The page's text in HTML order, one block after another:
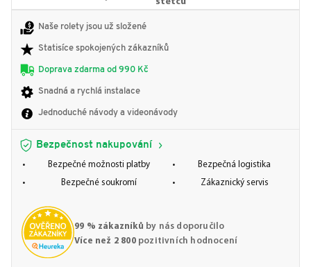
Naše rolety jsou už složené
Statisíce spokojených zákazníků
Doprava zdarma od 990 Kč
Snadná a rychlá instalace
Jednoduché návody a videonávody
Bezpečnost nakupování
Bezpečné možnosti platby
Bezpečná logistika
Bezpečné soukromí
Zákaznický servis
99 % zákazníků by nás doporučilo
Více než 2 800pozitivních hodnocení